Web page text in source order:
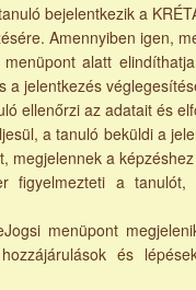
bejelentkezik a
Amennyiben igen,
alatt
a jelentkezés
ellenőrzi az adatait és
a tanuló beküldi a
megjelennek a
figyelmezteti a
menüpont
és